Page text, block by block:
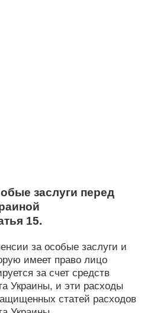
заслуги перед
15.
за особые заслуги и
имеет право лицо
за счет средств
Украины, и эти расходы
статей расходов